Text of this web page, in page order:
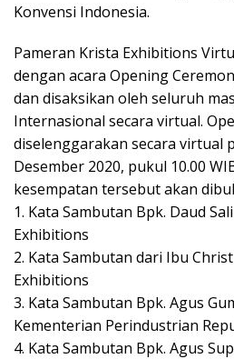
Konvensi Indonesia.
Pameran Krista Exhibitions
dengan acara Opening
dan disaksikan oleh seluruh
Internasional secara virtual.
diselenggarakan secara virtual
Desember 2020, pukul 10.00
kesempatan tersebut akan
1. Kata Sambutan Bpk. Daud
Exhibitions
2. Kata Sambutan dari Ibu
Exhibitions
3. Kata Sambutan Bpk. Agus
Kementerian Perindustrian
4. Kata Sambutan Bpk. Agus